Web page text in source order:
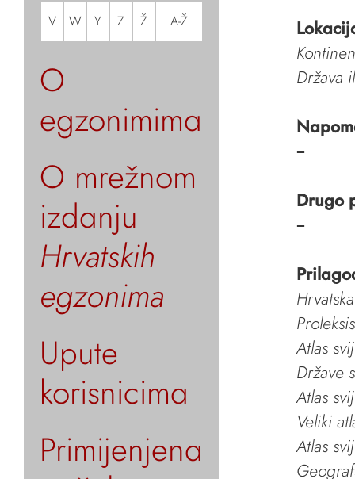
V W Y Z Ž A-Ž
O
egzonimima
O mrežnom
izdanju
Hrvatskih
egzonima
Upute
korisnicima
Primijenjena
Država
–
Drugo
–
Atlas
Države
Atlas
Veliki
Atlas